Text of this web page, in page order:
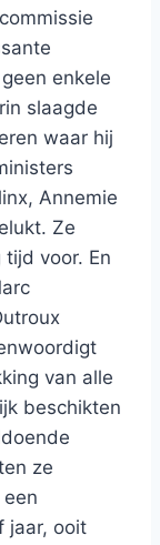
enkele
slaagde
waar hij
Annemie
Ze
voor. En
van alle
beschikten
ze
jaar, ooit